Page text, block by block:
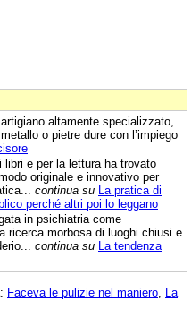
altamente specializzato,
o pietre dure con l’impiego
i libri e per la lettura ha trovato
originale e innovativo per
continua su La pratica di
perché altri poi lo leggano
in psichiatria come
ricerca morbosa di luoghi chiusi e
continua su La tendenza
: Faceva le pulizie nel maniero La